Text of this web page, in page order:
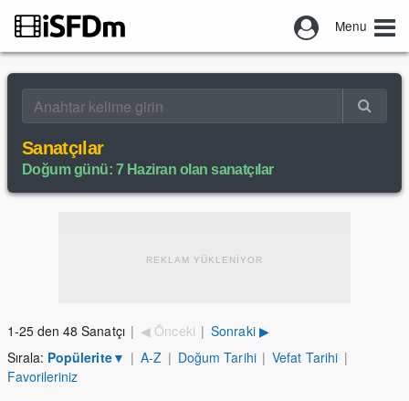
Menu
Sanatçılar
Doğum günü: 7 Haziran olan sanatçılar
REKLAM YÜKLENİYOR
1-25 den 48 Sanatçı | ◀ Önceki | Sonraki ▶
Sırala: Popülerite▼ | A-Z | Doğum Tarihi | Vefat Tarihi |
Favorileriniz